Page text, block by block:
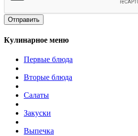
Отправить
Кулинарное меню
Первые блюда
Вторые блюда
Салаты
Закуски
Выпечка